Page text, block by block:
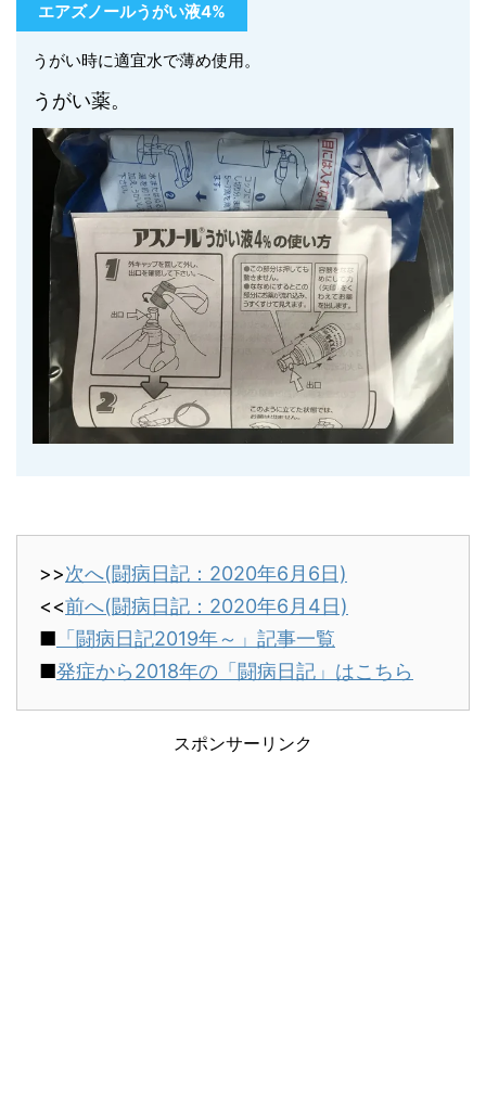
エアズノールうがい液4%
うがい時に適宜水で薄め使用。
うがい薬。
>>次へ(闘病日記：2020年6月6日)
<<前へ(闘病日記：2020年6月4日)
■ 「闘病日記2019年～」記事一覧
■発症から2018年の「闘病日記」はこちら
スポンサーリンク